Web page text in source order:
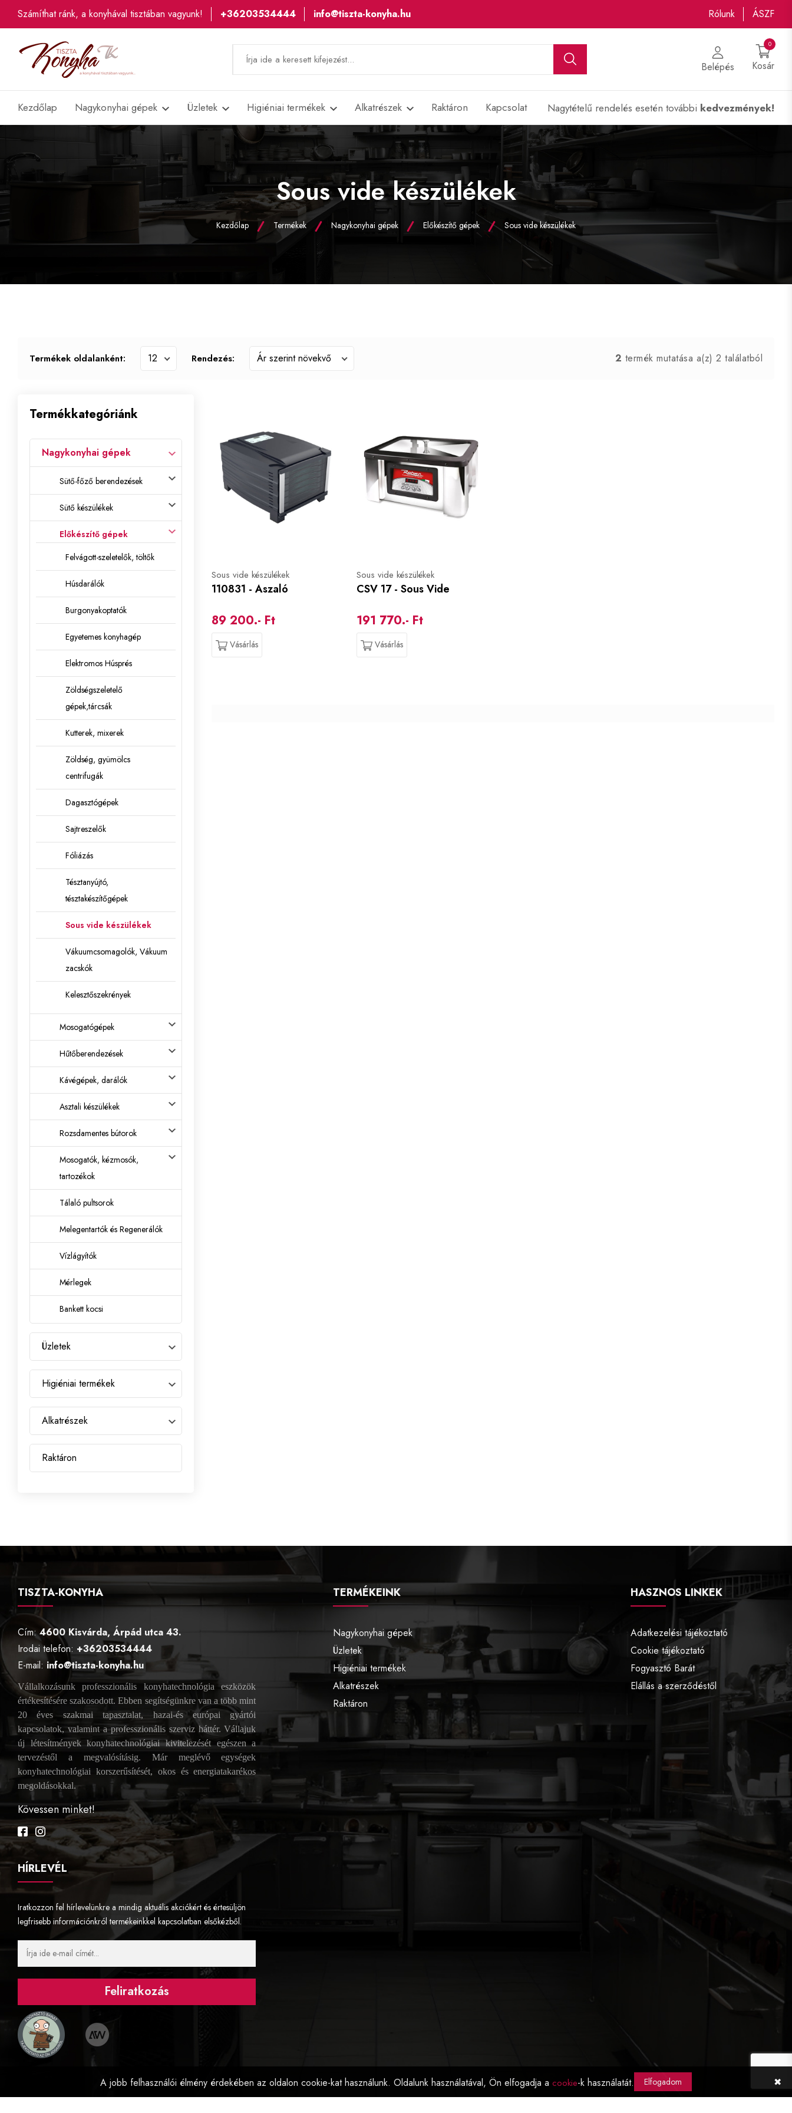
Számíthat ránk, a konyhával tisztában vagyunk! +36203534444 info@tiszta-konyha.hu Rólunk ÁSZF
Belépés Kosár
0
Kezdőlap Nagykonyhai gépek Üzletek Higiéniai termékek Alkatrészek Raktáron Kapcsolat Nagytételű rendelés esetén további kedvezmények!
Sous vide készülékek
Kezdőlap Termékek Nagykonyhai gépek Előkészítő gépek Sous vide készülékek
Termékek oldalanként: Rendezés: 2 termék mutatása a(z) 2 találatból
Termékkategóriánk
Nagykonyhai gépek
Sütő-főző berendezések
Sütő készülékek
Előkészítő gépek
Felvágott-szeletelők, töltők
Húsdarálók
Burgonyakoptatók
Egyetemes konyhagép
Elektromos Húsprés
Zöldségszeletelő
gépek,tárcsák
Kutterek, mixerek
Zöldség, gyümölcs
centrifugák
Dagasztógépek
Sajtreszelők
Fóliázás
Tésztanyújtó,
tésztakészítőgépek
Sous vide készülékek
Vákuumcsomagolók, Vákuum
zacskók
Kelesztőszekrények
Mosogatógépek
Hűtőberendezések
Kávégépek, darálók
Asztali készülékek
Rozsdamentes bútorok
Mosogatók, kézmosók,
tartozékok
Tálaló pultsorok
Melegentartók és Regenerálók
Vízlágyítók
Mérlegek
Bankett kocsi
Üzletek
Higiéniai termékek
Alkatrészek
Raktáron
Sous vide készülékek
110831 - Aszaló
89 200.- Ft
Vásárlás
Sous vide készülékek
CSV 17 - Sous Vide
191 770.- Ft
Vásárlás
TISZTA-KONYHA
Cím:4600 Kisvárda, Árpád utca 43.
Irodai telefon: +36203534444
E-mail: info@tiszta-konyha.hu
Vállalkozásunk professzionális konyhatechnológia eszközök
értékesítésére szakosodott. Ebben segítségünkre van a több mint
20 éves szakmai tapasztalat, hazai-és európai gyártói
kapcsolatok, valamint a professzionális szerviz háttér. Vállajuk
új létesítmények konyhatechnológiai kivitelezését egészen a
tervezéstől a megvalósításig. Már meglévő egységek
konyhatechnológiai korszerűsítését, okos és energiatakarékos
megoldásokkal.
Kövessen minket!
FacebookInstagram
TERMÉKEINK
Nagykonyhai gépek
Üzletek
Higiéniai termékek
Alkatrészek
Raktáron
HASZNOS LINKEK
Adatkezelési tájékoztató
Cookie tájékoztató
Fogyasztó Barát
Elállás a szerződéstől
HÍRLEVÉL
Iratkozzon fel hírlevelünkre a mindig aktuális akciókért és értesüljön
legfrisebb információnkról termékeinkkel kapcsolatban elsőkézből.
Feliratkozás
A jobb felhasználói élmény érdekében az oldalon cookie-kat használunk. Oldalunk használatával, Ön elfogadja a cookie-k használatát. Elfogadom ✖